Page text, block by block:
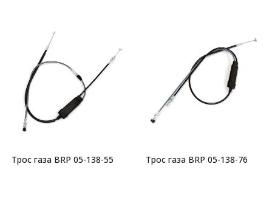
Трос газа BRP 05-138-55 Трос газа BRP 05-138-76